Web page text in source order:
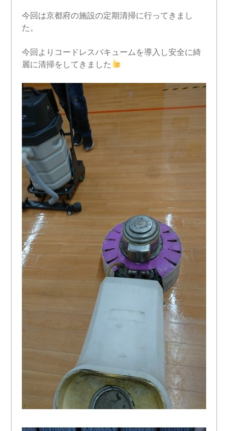
今回は京都府の施設の定期清掃に行ってきまし
た。
今回よりコードレスバキュームを導入し安全に綺
麗に清掃をしてきました